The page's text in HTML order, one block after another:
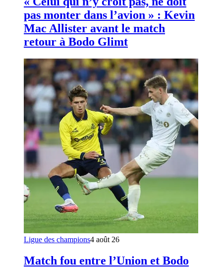
pas monter dans l’avion » : Kevin
Mac Allister avant le match
retour à Bodo Glimt
Ligue des champions4 août 26
Match fou entre l’Union et Bodo